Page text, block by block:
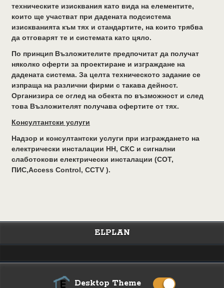
техническите изисквания като вида на елементите,
които ще участват при дадената подсистема
изискванията към тях и стандартите, на които трябва
да отговарят те и системата като цяло.
По принцип Възложителите предпочитат да получат
няколко оферти за проектиране и изграждане на
дадената система. За целта техническото задание се
изпраща на различни фирми с такава дейност.
Организира се оглед на обекта по възможност и след
това Възложителят получава офертите от тях.
Консултантски услуги
Надзор и консултантски услуги при изграждането на
електрически инсталации НН, СКС и сигнални
слаботокови електрически инсталации (СОТ,
ПИС,Access Control, CCTV ).
ELPLAN
Desktop Theme